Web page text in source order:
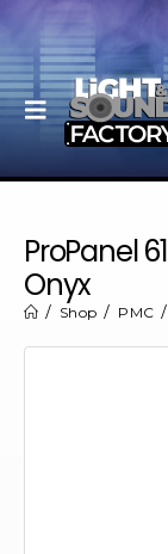
ProPanel
Onyx
Shop PMC